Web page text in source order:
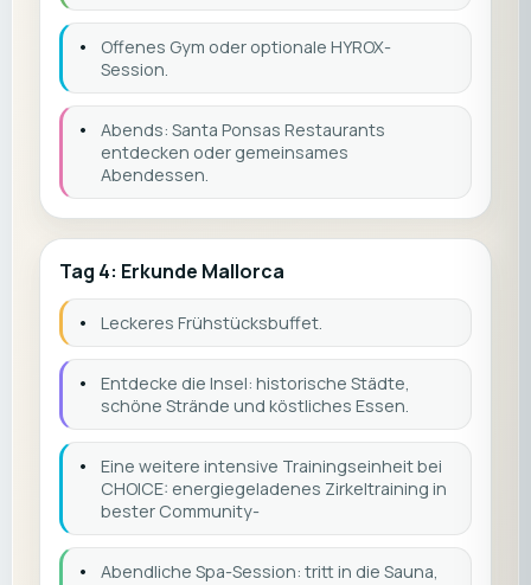
•
Offenes Gym oder optionale HYROX-
Session.
•
Abends: Santa Ponsas Restaurants
entdecken oder gemeinsames
Abendessen.
Tag 4: Erkunde Mallorca
• Leckeres Frühstücksbuffet.
•
Entdecke die Insel: historische Städte,
schöne Strände und köstliches Essen.
•
Eine weitere intensive Trainingseinheit bei
CHOICE: energiegeladenes Zirkeltraining in
bester Community-
•
Abendliche Spa-Session: tritt in die Sauna,